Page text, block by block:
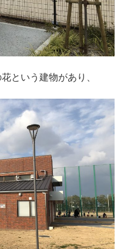
という建物があり、